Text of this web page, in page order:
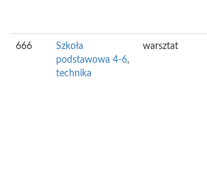
666
Szkoła
podstawowa 4-6,
technika
warsztat